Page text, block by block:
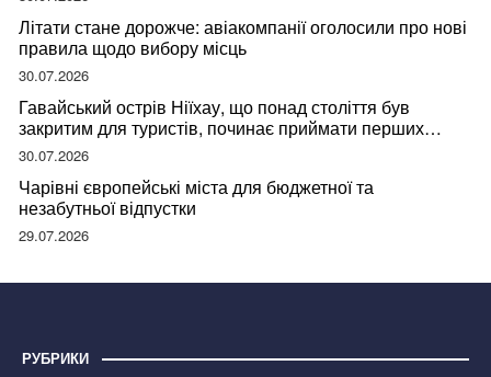
Літати стане дорожче: авіакомпанії оголосили про нові
правила щодо вибору місць
30.07.2026
Гавайський острів Ніїхау, що понад століття був
закритим для туристів, починає приймати перших
відвідувачів
30.07.2026
Чарівні європейські міста для бюджетної та
незабутньої відпустки
29.07.2026
РУБРИКИ